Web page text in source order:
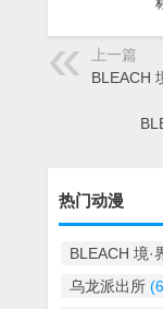
上一篇
BLEACH
热门动漫
BLEACH 境·
乌龙派出所